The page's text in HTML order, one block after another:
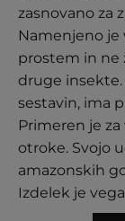
zasnovano za
Namenjeno je
prostem in ne
druge insekte.
sestavin, ima
Primeren je
otroke. Svojo
amazonskih
Izdelek je